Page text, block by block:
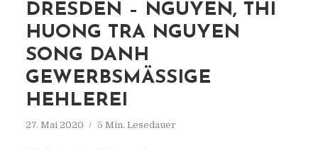
DRESDEN – NGUYEN, THI
HUONG TRA NGUYEN
SONG DANH
GEWERBSMÄSSIGE H
EHLEREI
27. Mai 2020 5 Min. Lesedauer